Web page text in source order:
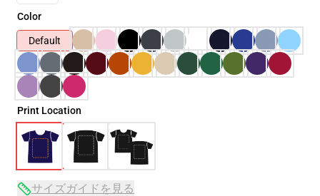
Color
Default
Print Location
サイズガイドを見る